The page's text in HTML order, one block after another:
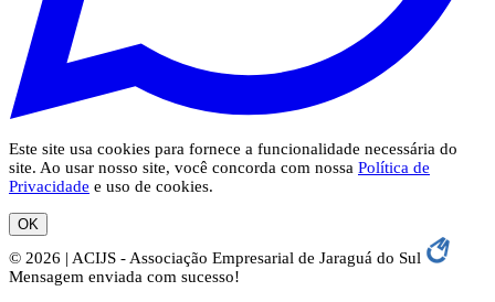
Este site usa cookies para fornece a funcionalidade necessária do
site. Ao usar nosso site, você concorda com nossa Política de
Privacidade e uso de cookies.
OK
© 2026 | ACIJS - Associação Empresarial de Jaraguá do Sul
Mensagem enviada com sucesso!